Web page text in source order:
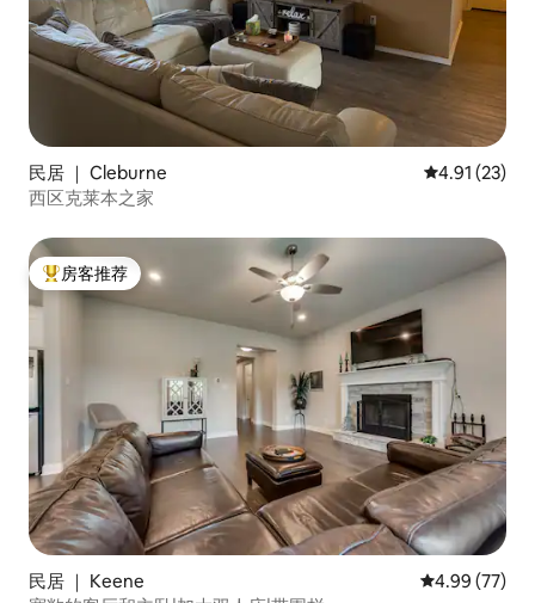
民居 ｜ Cleburne 平均评分
4.91 (23)
西区克莱本之家
热门「房客推荐」
房客推荐
民居 ｜ Keene 平均评分
4.99 (77)